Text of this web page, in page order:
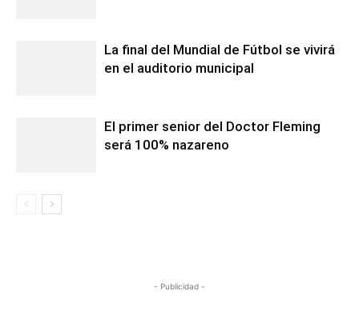
La final del Mundial de Fútbol se vivirá
en el auditorio municipal
El primer senior del Doctor Fleming
será 100% nazareno
- Publicidad -